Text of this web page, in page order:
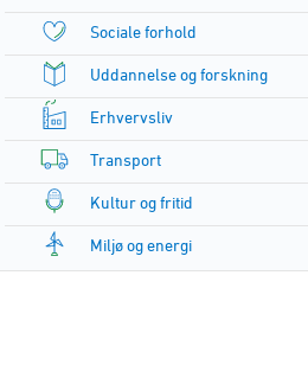
Sociale forhold
Uddannelse og forskning
Erhvervsliv
Transport
Kultur og fritid
Miljø og energi